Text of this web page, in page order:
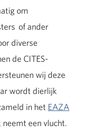
om
of ander
diverse
de CITES-
wij deze
wordt dierlijk
in het EAZA
een vlucht.